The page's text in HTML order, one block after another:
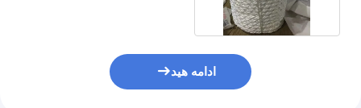
ادامه هید